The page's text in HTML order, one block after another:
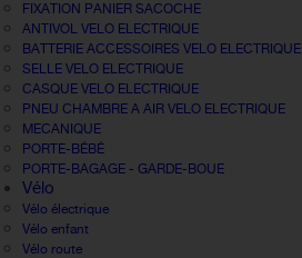
FIXATION PANIER SACOCHE
ANTIVOL VELO ELECTRIQUE
BATTERIE ACCESSOIRES VELO ELECTRIQUE
SELLE VELO ELECTRIQUE
CASQUE VELO ELECTRIQUE
PNEU CHAMBRE A AIR VELO ELECTRIQUE
MECANIQUE
PORTE-BÉBÉ
PORTE-BAGAGE - GARDE-BOUE
Vélo
Vélo électrique
Vélo enfant
Vélo route